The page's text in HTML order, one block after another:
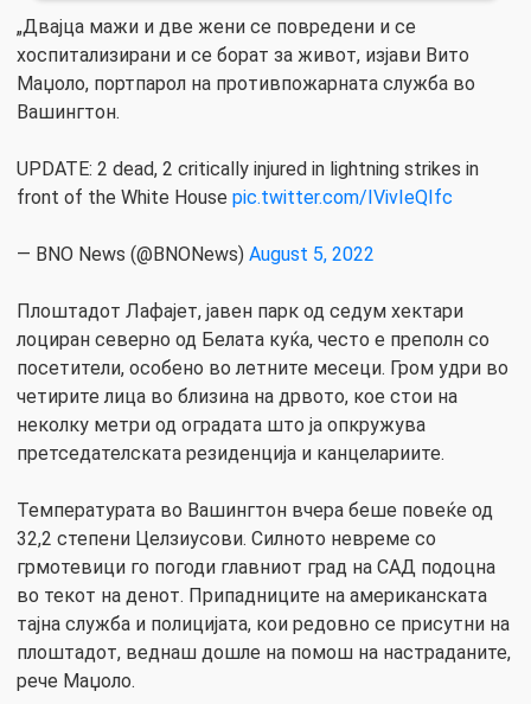
„Двајца мажи и две жени се повредени и се
хоспитализирани и се борат за живот, изјави Вито
Маџоло, портпарол на противпожарната служба во
Вашингтон.
UPDATE: 2 dead, 2 critically injured in lightning strikes in
front of the White House pic.twitter.com/IVivIeQIfc
— BNO News (@BNONews) August 5, 2022
Плоштадот Лафајет, јавен парк од седум хектари
лоциран северно од Белата куќа, често е преполн со
посетители, особено во летните месеци. Гром удри во
четирите лица во близина на дрвото, кое стои на
неколку метри од оградата што ја опкружува
претседателската резиденција и канцелариите.
Температурата во Вашингтон вчера беше повеќе од
32,2 степени Целзиусови. Силното невреме со
грмотевици го погоди главниот град на САД подоцна
во текот на денот. Припадниците на американската
тајна служба и полицијата, кои редовно се присутни на
плоштадот, веднаш дошле на помош на настраданите,
рече Маџоло.